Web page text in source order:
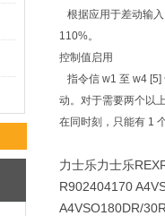
根据应用于差动输
110%。
控制值启用
指令信 w1 至 w4 [5]
动。对于需要两个以
在同时刻，只能有 1
力士乐力士乐
R902404170
A4VSO180DR/